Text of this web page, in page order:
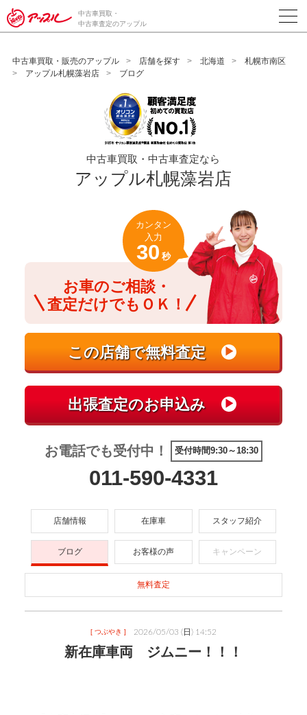
/*ABテスト_新規査定フォームの為のCVボタン*/
中古車買取・
中古車査定のアップル
中古車買取・販売のアップル 店舗を探す 北海道
札幌市南区
アップル札幌藻岩店
ブログ
中古車買取・中古車査定なら
アップル札幌藻岩店
お車のご相談・
査定だけでもＯＫ！
カンタン
入力
30 秒
お電話でも受付中！ 受付時間9:30～18:30
011-590-4331
店舗情報 在庫車 スタッフ紹介
ブログ お客様の声 キャンペーン
無料査定
[ つぶやき ] 2026/05/03 (日) 14:52
新在庫車両 ジムニー！！！